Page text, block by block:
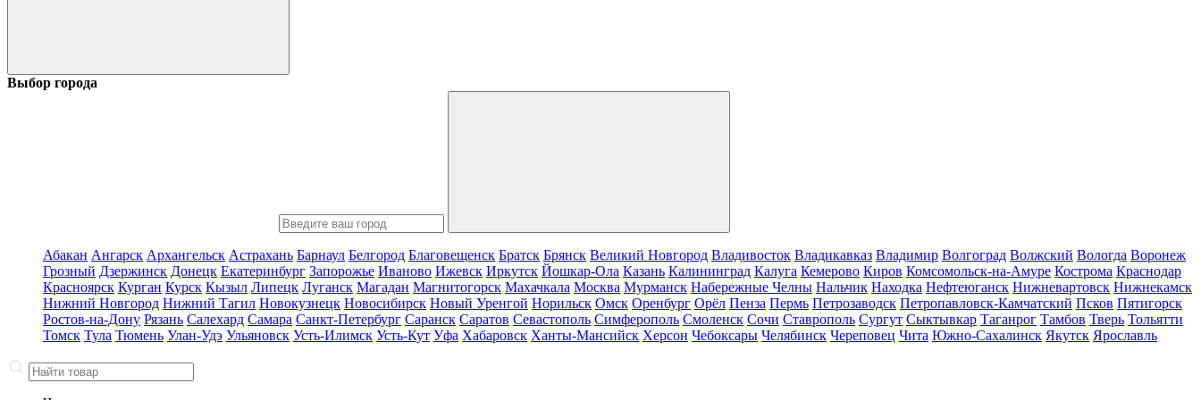
Выбор города
Абакан Ангарск Архангельск Астрахань Барнаул Белгород Благовещенск Братск Брянск Великий Новгород Владивосток Владикавказ Владимир Волгоград Волжский Вологда Воронеж
Грозный Дзержинск Донецк Екатеринбург Запорожье Иваново Ижевск Иркутск Йошкар-Ола Казань Калининград Калуга Кемерово Киров Комсомольск-на-Амуре Кострома Краснодар
Красноярск Курган Курск Кызыл Липецк Луганск Магадан Магнитогорск Махачкала Москва Мурманск Набережные Челны Нальчик Находка Нефтеюганск Нижневартовск Нижнекамск
Нижний Новгород Нижний Тагил Новокузнецк Новосибирск Новый Уренгой Норильск Омск Оренбург Орёл Пенза Пермь Петрозаводск Петропавловск-Камчатский Псков Пятигорск
Ростов-на-Дону Рязань Салехард Самара Санкт-Петербург Саранск Саратов Севастополь Симферополь Смоленск Сочи Ставрополь Сургут Сыктывкар Таганрог Тамбов Тверь Тольятти
Томск Тула Тюмень Улан-Удэ Ульяновск Усть-Илимск Усть-Кут Уфа Хабаровск Ханты-Мансийск Херсон Чебоксары Челябинск Череповец Чита Южно-Сахалинск Якутск Ярославль